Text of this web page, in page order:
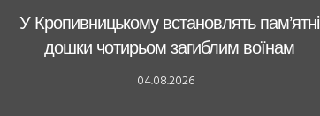
У Кропивницькому встановлять пам’ятні
дошки чотирьом загиблим воїнам
04.08.2026